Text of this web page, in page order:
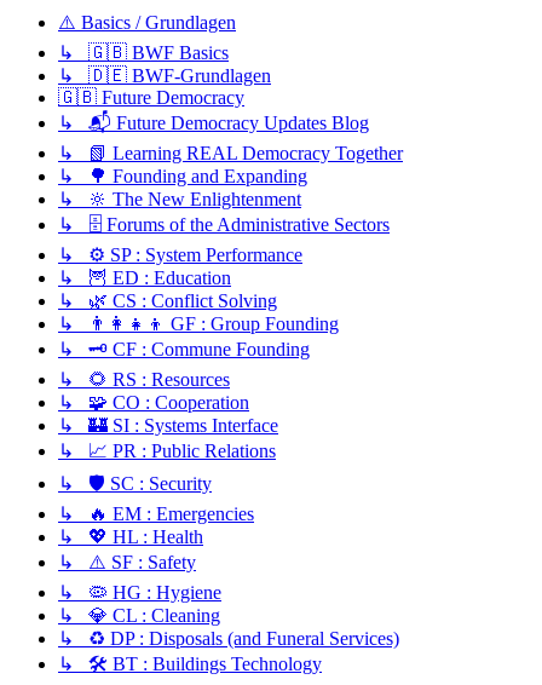
⚠️ Basics / Grundlagen
↳ 🇬🇧 BWF Basics
↳ 🇩🇪 BWF-Grundlagen
🇬🇧 Future Democracy
↳ 📬 Future Democracy Updates Blog
↳ 📗 Learning REAL Democracy Together
↳ 🌳 Founding and Expanding
↳ 🔆 The New Enlightenment
↳ 🗄️ Forums of the Administrative Sectors
↳ ⚙️ SP : System Performance
↳ 🦉 ED : Education
↳ 🌿 CS : Conflict Solving
↳ 👨‍👩‍👧‍👦 GF : Group Founding
↳ 🗝️ CF : Commune Founding
↳ 🌻 RS : Resources
↳ 🧩 CO : Cooperation
↳ 🏰 SI : Systems Interface
↳ 📈 PR : Public Relations
↳ 🛡️ SC : Security
↳ 🔥 EM : Emergencies
↳ 💖 HL : Health
↳ ⚠️ SF : Safety
↳ 🦠 HG : Hygiene
↳ 💎 CL : Cleaning
↳ ♻️ DP : Disposals (and Funeral Services)
↳ 🛠️ BT : Buildings Technology